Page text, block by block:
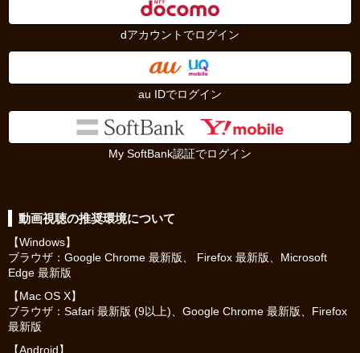
dアカウントでログイン
au IDでログイン
My SoftBank認証でログイン
動画視聴の推奨環境について
【Windows】
ブラウザ：Google Chrome 最新版、 Firefox 最新版、Microsoft
Edge 最新版
【Mac OS X】
ブラウザ：Safari 最新版 (9以上)、Google Chrome 最新版、Firefox
最新版
【Android】